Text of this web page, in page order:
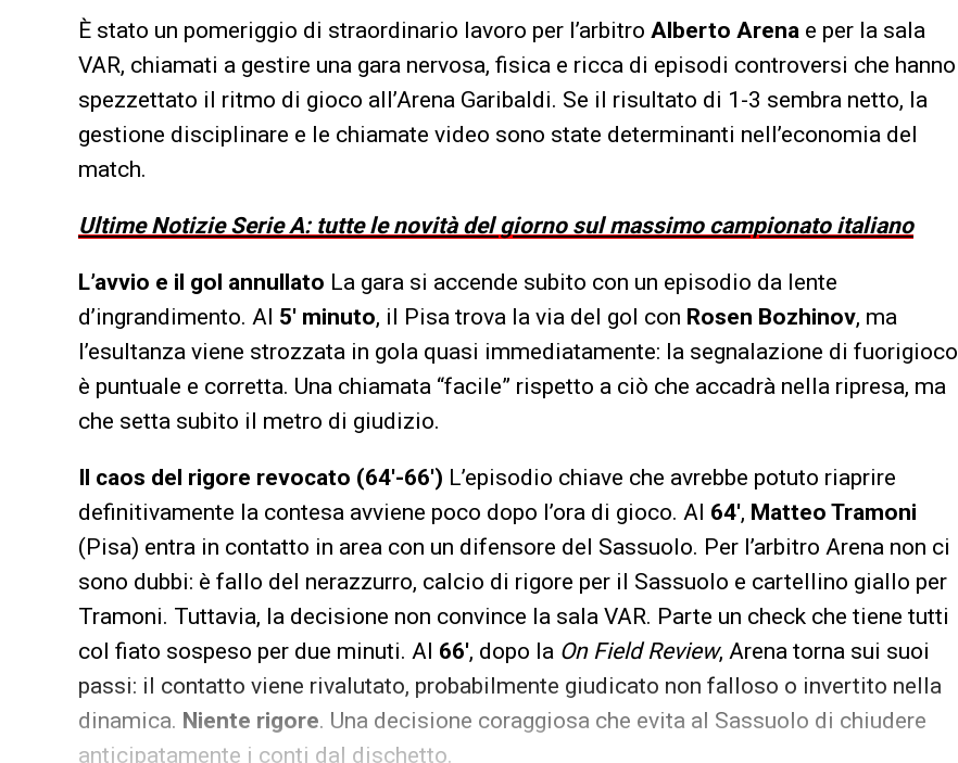
È stato un pomeriggio di straordinario lavoro per l’arbitro Alberto Arena e per la sala
VAR, chiamati a gestire una gara nervosa, fisica e ricca di episodi controversi che hanno
spezzettato il ritmo di gioco all’Arena Garibaldi. Se il risultato di 1-3 sembra netto, la
gestione disciplinare e le chiamate video sono state determinanti nell’economia del
match.
Ultime Notizie Serie A: tutte le novità del giorno sul massimo campionato italiano
L’avvio e il gol annullato La gara si accende subito con un episodio da lente
d’ingrandimento. Al 5′ minuto, il Pisa trova la via del gol con Rosen Bozhinov, ma
l’esultanza viene strozzata in gola quasi immediatamente: la segnalazione di fuorigioco
è puntuale e corretta. Una chiamata “facile” rispetto a ciò che accadrà nella ripresa, ma
che setta subito il metro di giudizio.
Il caos del rigore revocato (64′-66′) L’episodio chiave che avrebbe potuto riaprire
definitivamente la contesa avviene poco dopo l’ora di gioco. Al 64′, Matteo Tramoni
(Pisa) entra in contatto in area con un difensore del Sassuolo. Per l’arbitro Arena non ci
sono dubbi: è fallo del nerazzurro, calcio di rigore per il Sassuolo e cartellino giallo per
Tramoni. Tuttavia, la decisione non convince la sala VAR. Parte un check che tiene tutti
col fiato sospeso per due minuti. Al 66′, dopo la On Field Review, Arena torna sui suoi
passi: il contatto viene rivalutato, probabilmente giudicato non falloso o invertito nella
dinamica. Niente rigore. Una decisione coraggiosa che evita al Sassuolo di chiudere
anticipatamente i conti dal dischetto.